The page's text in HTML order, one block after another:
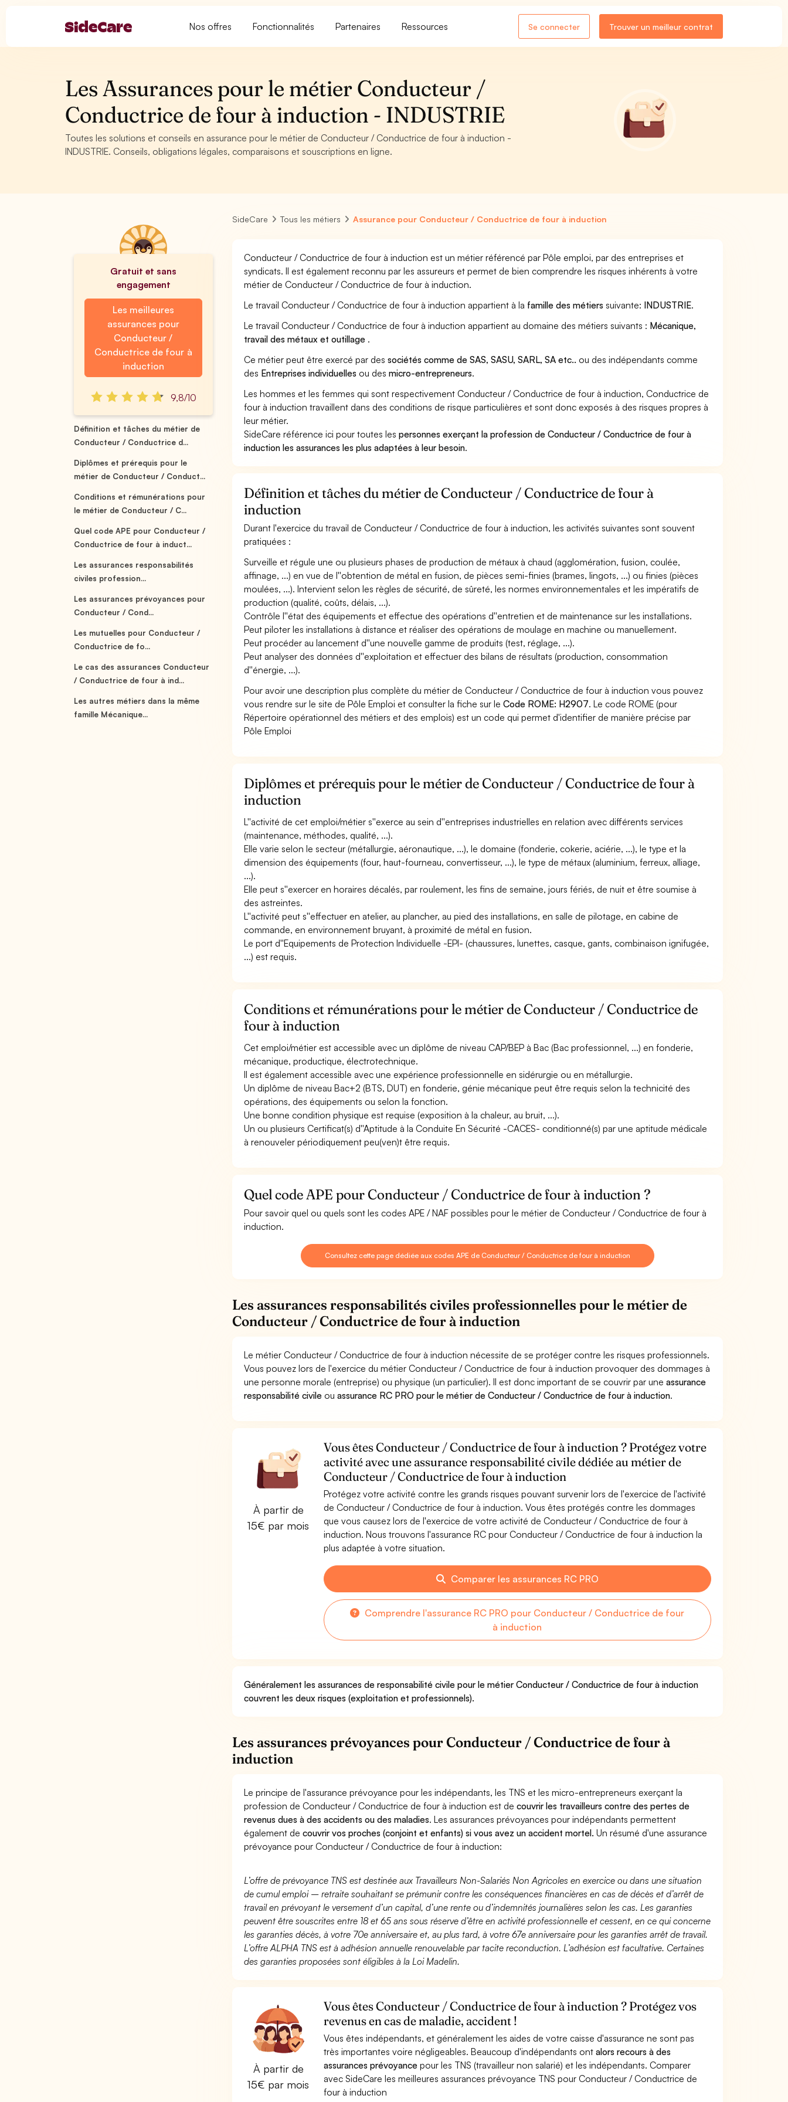
Nos offres Fonctionnalités Partenaires Ressources Se connecter Trouver un meilleur contrat
Les Assurances pour le métier Conducteur /
Conductrice de four à induction - INDUSTRIE
Toutes les solutions et conseils en assurance pour le métier de Conducteur / Conductrice de four à induction -
INDUSTRIE. Conseils, obligations légales, comparaisons et souscriptions en ligne.
Gratuit et sans
engagement
Les meilleures
assurances pour
Conducteur /
Conductrice de four à
induction
9,8/10
Définition et tâches du métier de
Conducteur / Conductrice d...
Diplômes et prérequis pour le
métier de Conducteur / Conduct...
Conditions et rémunérations pour
le métier de Conducteur / C...
Quel code APE pour Conducteur /
Conductrice de four à induct...
Les assurances responsabilités
civiles profession...
Les assurances prévoyances pour
Conducteur / Cond...
Les mutuelles pour Conducteur /
Conductrice de fo...
Le cas des assurances Conducteur
/ Conductrice de four à ind...
Les autres métiers dans la même
famille Mécanique...
SideCare Tous les métiers Assurance pour Conducteur / Conductrice de four à induction
Conducteur / Conductrice de four à induction est un métier référencé par Pôle emploi, par des entreprises et
syndicats. Il est également reconnu par les assureurs et permet de bien comprendre les risques inhérents à votre
métier de Conducteur / Conductrice de four à induction.
Le travail Conducteur / Conductrice de four à induction appartient à la famille des métiers suivante: INDUSTRIE.
Le travail Conducteur / Conductrice de four à induction appartient au domaine des métiers suivants : Mécanique,
travail des métaux et outillage .
Ce métier peut être exercé par dessociétés comme de SAS, SASU, SARL, SA etc.. ou des indépendants comme
des Entreprises individuelles ou desmicro-entrepreneurs.
Les hommes et les femmes qui sont respectivement Conducteur / Conductrice de four à induction, Conductrice de
four à induction travaillent dans des conditions de risque particulières et sont donc exposés à des risques propres à
leur métier.
SideCare référence ici pour toutes lespersonnes exerçant la profession de Conducteur / Conductrice de four à
induction les assurances les plus adaptées à leur besoin.
Définition et tâches du métier de Conducteur / Conductrice de four à
induction
Durant l'exercice du travail de Conducteur / Conductrice de four à induction, les activités suivantes sont souvent
pratiquées :
Surveille et régule une ou plusieurs phases de production de métaux à chaud (agglomération, fusion, coulée,
affinage, ...) en vue de l''obtention de métal en fusion, de pièces semi-finies (brames, lingots, ...) ou finies (pièces
moulées, ...). Intervient selon les règles de sécurité, de sûreté, les normes environnementales et les impératifs de
production (qualité, coûts, délais, ...).
Contrôle l''état des équipements et effectue des opérations d''entretien et de maintenance sur les installations.
Peut piloter les installations à distance et réaliser des opérations de moulage en machine ou manuellement.
Peut procéder au lancement d''une nouvelle gamme de produits (test, réglage, ...).
Peut analyser des données d''exploitation et effectuer des bilans de résultats (production, consommation
d''énergie, ...).
Pour avoir une description plus complète du métier de Conducteur / Conductrice de four à induction vous pouvez
vous rendre sur le site de Pôle Emploi et consulter la fiche sur leCode ROME: H2907. Le code ROME (pour
Répertoire opérationnel des métiers et des emplois) est un code qui permet d'identifier de manière précise par
Pôle Emploi
Diplômes et prérequis pour le métier de Conducteur / Conductrice de four à
induction
L''activité de cet emploi/métier s''exerce au sein d''entreprises industrielles en relation avec différents services
(maintenance, méthodes, qualité, ...).
Elle varie selon le secteur (métallurgie, aéronautique, ...), le domaine (fonderie, cokerie, aciérie, ...), le type et la
dimension des équipements (four, haut-fourneau, convertisseur, ...), le type de métaux (aluminium, ferreux, alliage,
...).
Elle peut s''exercer en horaires décalés, par roulement, les fins de semaine, jours fériés, de nuit et être soumise à
des astreintes.
L''activité peut s''effectuer en atelier, au plancher, au pied des installations, en salle de pilotage, en cabine de
commande, en environnement bruyant, à proximité de métal en fusion.
Le port d''Equipements de Protection Individuelle -EPI- (chaussures, lunettes, casque, gants, combinaison ignifugée,
...) est requis.
Conditions et rémunérations pour le métier de Conducteur / Conductrice de
four à induction
Cet emploi/métier est accessible avec un diplôme de niveau CAP/BEP à Bac (Bac professionnel, ...) en fonderie,
mécanique, productique, électrotechnique.
Il est également accessible avec une expérience professionnelle en sidérurgie ou en métallurgie.
Un diplôme de niveau Bac+2 (BTS, DUT) en fonderie, génie mécanique peut être requis selon la technicité des
opérations, des équipements ou selon la fonction.
Une bonne condition physique est requise (exposition à la chaleur, au bruit, ...).
Un ou plusieurs Certificat(s) d''Aptitude à la Conduite En Sécurité -CACES- conditionné(s) par une aptitude médicale
à renouveler périodiquement peu(ven)t être requis.
Quel code APE pour Conducteur / Conductrice de four à induction ?
Pour savoir quel ou quels sont les codes APE / NAF possibles pour le métier de Conducteur / Conductrice de four à
induction.
Consultez cette page dédiée aux codes APE de Conducteur / Conductrice de four à induction
Les assurances responsabilités civiles professionnelles pour le métier de
Conducteur / Conductrice de four à induction
Le métier Conducteur / Conductrice de four à induction nécessite de se protéger contre les risques professionnels.
Vous pouvez lors de l'exercice du métier Conducteur / Conductrice de four à induction provoquer des dommages à
une personne morale (entreprise) ou physique (un particulier). Il est donc important de se couvrir par uneassurance
responsabilité civile ouassurance RC PRO pour le métier de Conducteur / Conductrice de four à induction.
À partir de
15€ par mois
Vous êtes Conducteur / Conductrice de four à induction ? Protégez votre
activité avec une assurance responsabilité civile dédiée au métier de
Conducteur / Conductrice de four à induction
Protégez votre activité contre les grands risques pouvant survenir lors de l'exercice de l'activité
de Conducteur / Conductrice de four à induction. Vous êtes protégés contre les dommages
que vous causez lors de l'exercice de votre activité de Conducteur / Conductrice de four à
induction. Nous trouvons l'assurance RC pour Conducteur / Conductrice de four à induction la
plus adaptée à votre situation.
Comparer les assurances RC PRO
Comprendre l'assurance RC PRO pour Conducteur / Conductrice de four
à induction
Généralement les assurances de responsabilité civile pour le métier Conducteur / Conductrice de four à induction
couvrent les deux risques (exploitation et professionnels).
Les assurances prévoyances pour Conducteur / Conductrice de four à
induction
Le principe de l'assurance prévoyance pour les indépendants, les TNS et les micro-entrepreneurs exerçant la
profession de Conducteur / Conductrice de four à induction est decouvrir les travailleurs contre des pertes de
revenus dues à des accidents ou des maladies. Les assurances prévoyances pour indépendants permettent
également decouvrir vos proches (conjoint et enfants) si vous avez un accident mortel. Un résumé d'une assurance
prévoyance pour Conducteur / Conductrice de four à induction:
L’offre de prévoyance TNS est destinée aux Travailleurs Non-Salariés Non Agricoles en exercice ou dans une situation
de cumul emploi – retraite souhaitant se prémunir contre les conséquences financières en cas de décès et d’arrêt de
travail en prévoyant le versement d’un capital, d’une rente ou d’indemnités journalières selon les cas. Les garanties
peuvent être souscrites entre 18 et 65 ans sous réserve d’être en activité professionnelle et cessent, en ce qui concerne
les garanties décès, à votre 70e anniversaire et, au plus tard, à votre 67e anniversaire pour les garanties arrêt de travail.
L’offre ALPHA TNS est à adhésion annuelle renouvelable par tacite reconduction. L’adhésion est facultative. Certaines
des garanties proposées sont éligibles à la Loi Madelin.
À partir de
15€ par mois
Vous êtes Conducteur / Conductrice de four à induction ? Protégez vos
revenus en cas de maladie, accident !
Vous êtes indépendants, et généralement les aides de votre caisse d'assurance ne sont pas
très importantes voire négligeables. Beaucoup d'indépendants ont alors recours à des
assurances prévoyancepour les TNS (travailleur non salarié) et les indépendants. Comparer
avec SideCare les meilleures assurances prévoyance TNS pour Conducteur / Conductrice de
four à induction